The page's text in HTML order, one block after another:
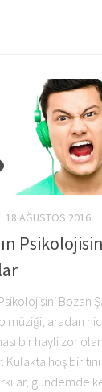
18 AĞUSTOS 2016
Psikolojisini Bozan
müziği, aradan
bir hayli zor
Kulakta hoş bir
gündemde